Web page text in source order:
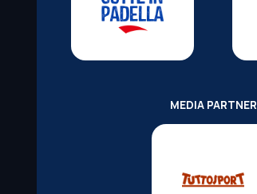
MEDIA PARTNER